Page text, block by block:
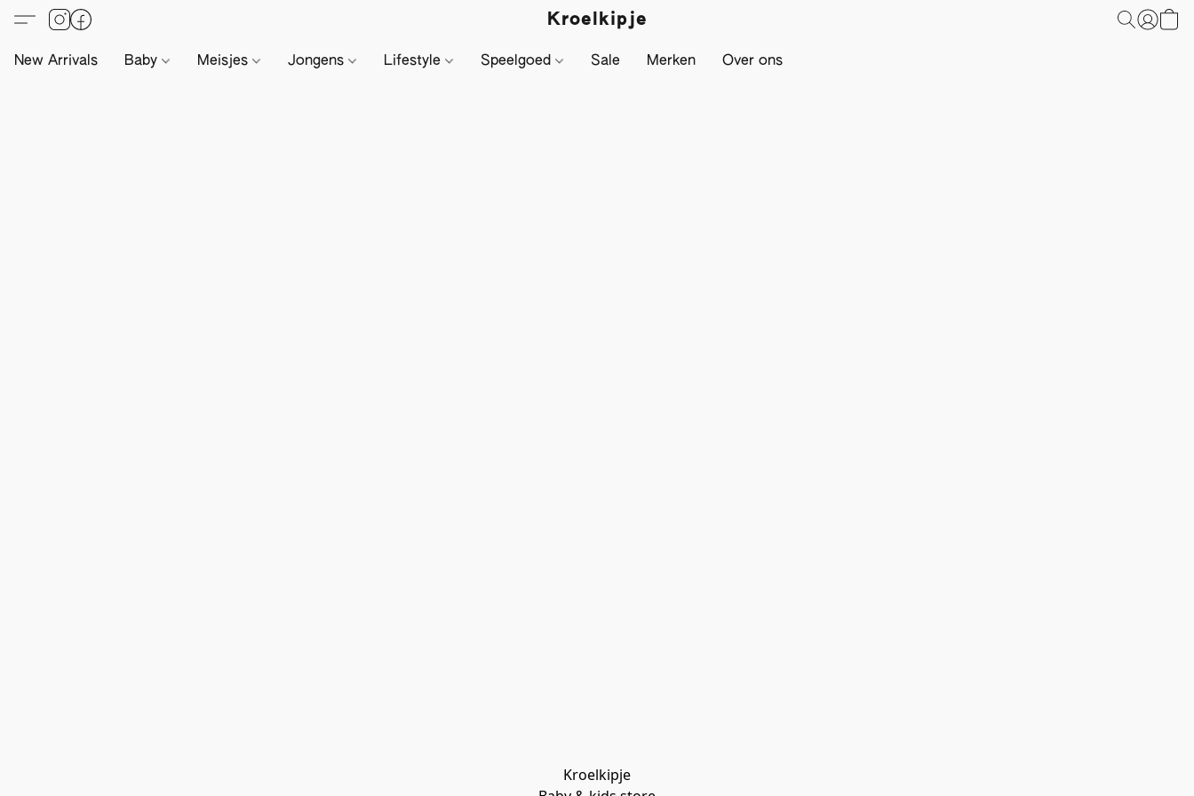
Kroelkipje
New Arrivals Baby Meisjes Jongens Lifestyle Speelgoed Sale Merken Over ons
Kroelkipje